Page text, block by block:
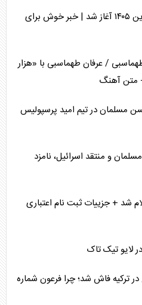
جهانی
واشنگتن
سیاستگذاری
آسیا
متحدان ایران
واریز مابه‌التفاوت حقوق فروردین ۱۴۰۵ آغاز شد | خبر خوش برای
/ عرفان طهماسبی با «هزار
متن آهنگ
مسلمان در تیم امید پرسپولیس
و منتقد اسرائیل، نامزد
شد + جزییات ثبت نام اعتباری
لایو تیک تاک
ترکیه فاش شد؛ چرا فرعون شماره